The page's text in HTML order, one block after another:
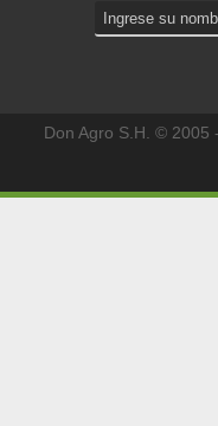
Don Agro S.H. © 2005